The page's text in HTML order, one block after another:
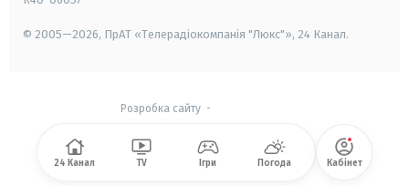
© 2005—2026, ПрАТ «Телерадіокомпанія "Люкс"», 24 Канал.
Розробка сайту-
24 Канал TV Ігри Погода Кабінет